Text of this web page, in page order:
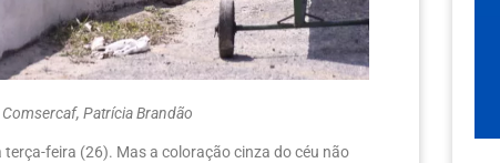
Patrícia Brandão
feira (26). Mas a coloração cinza do céu não